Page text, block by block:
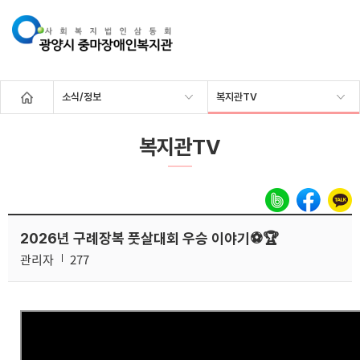
소식/정보 복지관TV
복지관TV
2026년 구례장복 풋살대회 우승 이야기⚽🏆
관리자 277